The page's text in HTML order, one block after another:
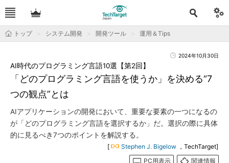
トップ システム開発 開発ツール 運用＆Tips
2024年10月30日
「どのプログラミング言語を使うか」を決める“7
つの観点”とは
AI時代のプログラミング言語10選【第2回】
AIアプリケーションの開発において、重要な要素の一つになるの
が「どのプログラミング言語を選択するか」だ。選択の際に具体
的に見るべき7つのポイントを解説する。
[ Stephen J. Bigelow ，TechTarget]
PC用表示
関連情報